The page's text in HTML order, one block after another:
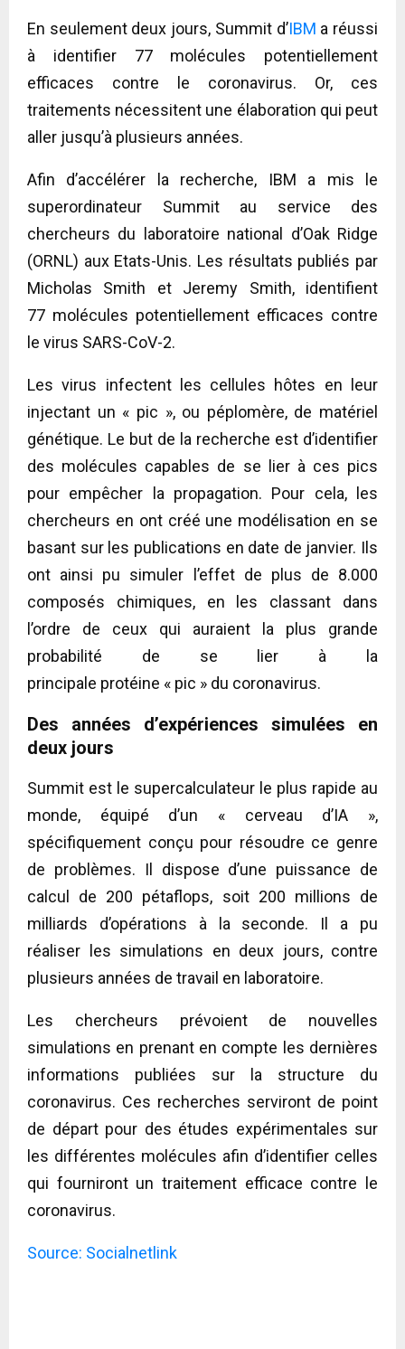
En seulement deux jours, Summit d’IBM a réussi
à identifier 77 molécules potentiellement
efficaces contre le coronavirus. Or, ces
traitements nécessitent une élaboration qui peut
aller jusqu’à plusieurs années.
Afin d’accélérer la recherche, IBM a mis le
superordinateur Summit au service des
chercheurs du laboratoire national d’Oak Ridge
(ORNL) aux Etats-Unis. Les résultats publiés par
Micholas Smith et Jeremy Smith, identifient
77 molécules potentiellement efficaces contre
le virus SARS-CoV-2.
Les virus infectent les cellules hôtes en leur
injectant un « pic », ou péplomère, de matériel
génétique. Le but de la recherche est d’identifier
des molécules capables de se lier à ces pics
pour empêcher la propagation. Pour cela, les
chercheurs en ont créé une modélisation en se
basant sur les publications en date de janvier. Ils
ont ainsi pu simuler l’effet de plus de 8.000
composés chimiques, en les classant dans
l’ordre de ceux qui auraient la plus grande
probabilité de se lier à la
principale protéine « pic » du coronavirus.
Des années d’expériences simulées en
deux jours
Summit est le supercalculateur le plus rapide au
monde, équipé d’un « cerveau d’IA »,
spécifiquement conçu pour résoudre ce genre
de problèmes. Il dispose d’une puissance de
calcul de 200 pétaflops, soit 200 millions de
milliards d’opérations à la seconde. Il a pu
réaliser les simulations en deux jours, contre
plusieurs années de travail en laboratoire.
Les chercheurs prévoient de nouvelles
simulations en prenant en compte les dernières
informations publiées sur la structure du
coronavirus. Ces recherches serviront de point
de départ pour des études expérimentales sur
les différentes molécules afin d’identifier celles
qui fourniront un traitement efficace contre le
coronavirus.
Source: Socialnetlink